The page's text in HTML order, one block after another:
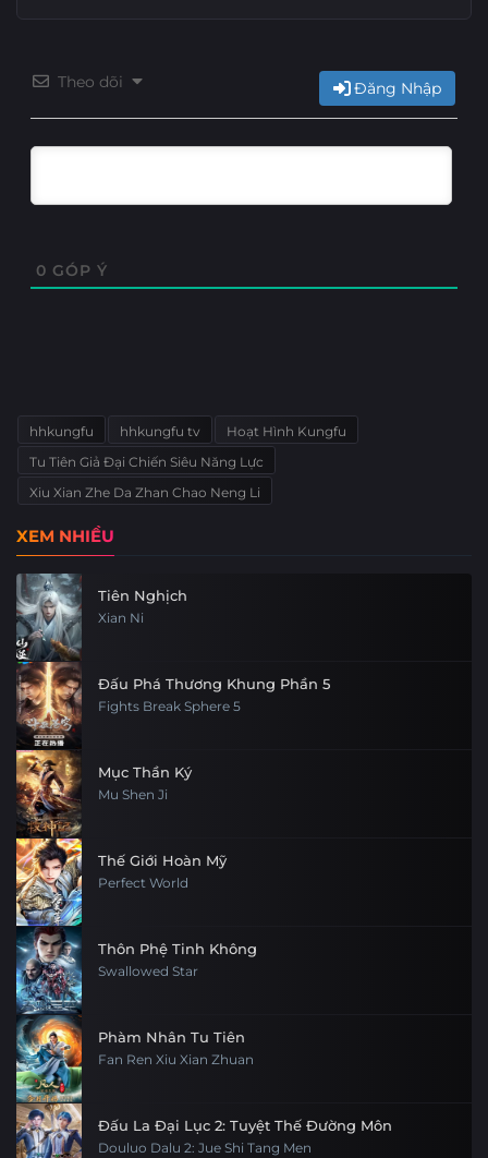
Theo dõi Đăng Nhập
0 GÓP Ý
hhkungfu hhkungfu tv
Hoạt Hình Kungfu
Tu Tiên Giả Đại Chiến Siêu Năng Lực
Xiu Xian Zhe Da Zhan Chao Neng Li
XEM NHIỀU
Tiên Nghịch
Xian Ni
Đấu Phá Thương Khung Phần 5
Fights Break Sphere 5
Mục Thần Ký
Mu Shen Ji
Thế Giới Hoàn Mỹ
Perfect World
Thôn Phệ Tinh Không
Swallowed Star
Phàm Nhân Tu Tiên
Fan Ren Xiu Xian Zhuan
Đấu La Đại Lục 2: Tuyệt Thế Đường Môn
Douluo Dalu 2: Jue Shi Tang Men